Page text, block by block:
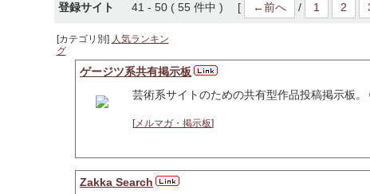
登録サイト 41 - 50 ( 55 件中 ) [ ←前へ / 1 2
[カテゴリ別] 人気ランキン
グ
ゲージツ系共有掲示板
芸術系サイトのための共有型作品投稿掲示板
[メルマガ・掲示板]
Zakka Search